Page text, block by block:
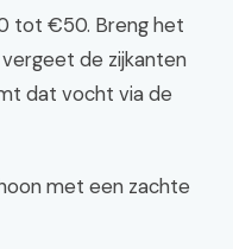
tot €50. Breng het
de zijkanten
dat vocht via de
met een zachte